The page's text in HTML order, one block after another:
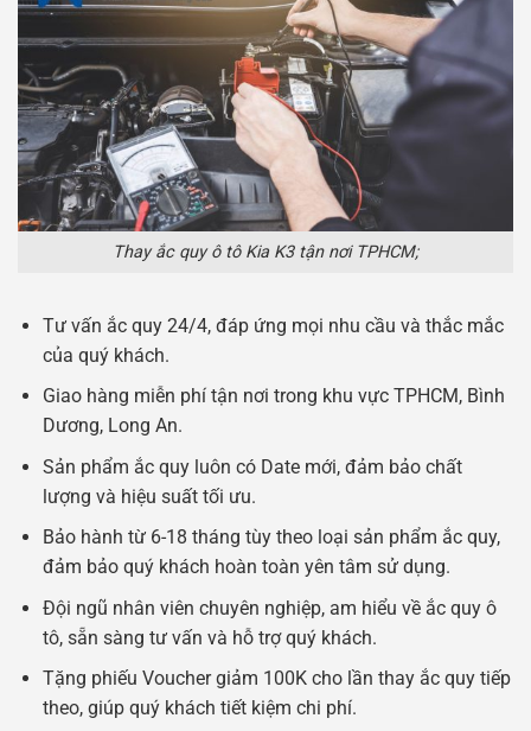
Thay ắc quy ô tô Kia K3 tận nơi TPHCM;
Tư vấn ắc quy 24/4, đáp ứng mọi nhu cầu và thắc mắc
của quý khách.
Giao hàng miễn phí tận nơi trong khu vực TPHCM, Bình
Dương, Long An.
Sản phẩm ắc quy luôn có Date mới, đảm bảo chất
lượng và hiệu suất tối ưu.
Bảo hành từ 6-18 tháng tùy theo loại sản phẩm ắc quy,
đảm bảo quý khách hoàn toàn yên tâm sử dụng.
Đội ngũ nhân viên chuyên nghiệp, am hiểu về ắc quy ô
tô, sẵn sàng tư vấn và hỗ trợ quý khách.
Tặng phiếu Voucher giảm 100K cho lần thay ắc quy tiếp
theo, giúp quý khách tiết kiệm chi phí.